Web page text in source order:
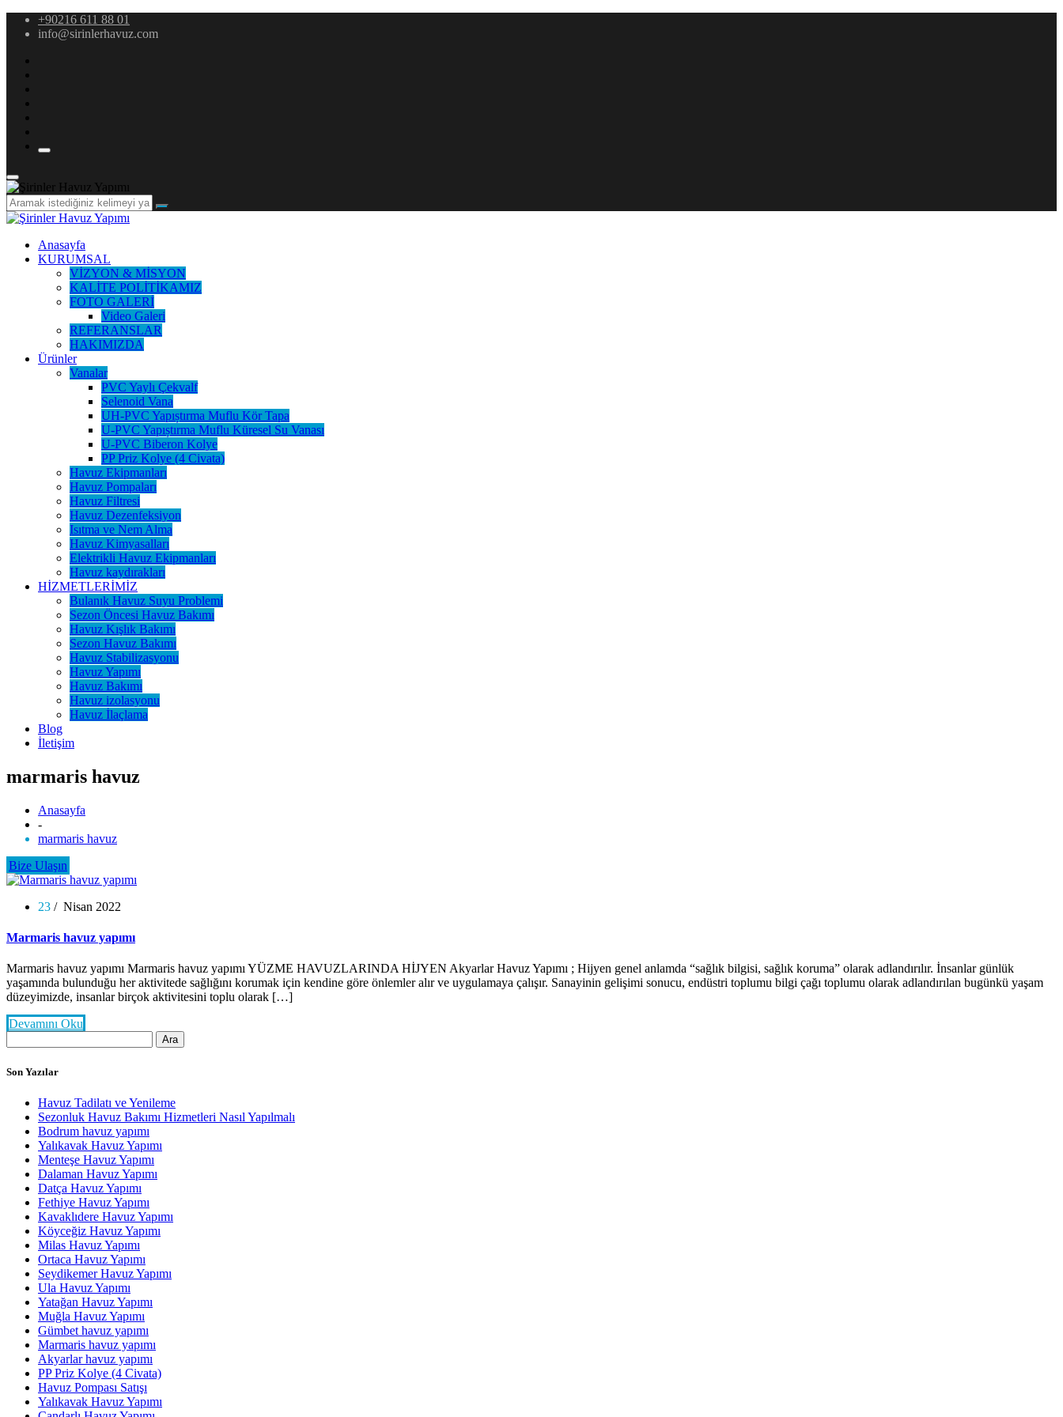
+90216 611 88 01
info@sirinlerhavuz.com
Anasayfa
KURUMSAL
VİZYON & MİSYON
KALİTE POLİTİKAMIZ
FOTO GALERİ
Video Galeri
REFERANSLAR
HAKIMIZDA
Ürünler
Vanalar
PVC Yaylı Çekvalf
Selenoid Vana
UH-PVC Yapıștırma Muflu Kör Tapa
U-PVC Yapıștırma Muflu Küresel Su Vanası
U-PVC Biberon Kolye
PP Priz Kolye (4 Civata)
Havuz Ekipmanları
Havuz Pompaları
Havuz Filtresi
Havuz Dezenfeksiyon
Isıtma ve Nem Alma
Havuz Kimyasalları
Elektrikli Havuz Ekipmanları
Havuz kaydırakları
HİZMETLERİMİZ
Bulanık Havuz Suyu Problemi
Sezon Öncesi Havuz Bakımı
Havuz Kışlık Bakımı
Sezon Havuz Bakımı
Havuz Stabilizasyonu
Havuz Yapımı
Havuz Bakımı
Havuz izolasyonu
Havuz İlaçlama
Blog
İletişim
marmaris havuz
Anasayfa
-
marmaris havuz
Bize Ulaşın
23 / Nisan 2022
Marmaris havuz yapımı
Marmaris havuz yapımı Marmaris havuz yapımı YÜZME HAVUZLARINDA HİJYEN Akyarlar Havuz Yapımı ; Hijyen genel anlamda “sağlık bilgisi, sağlık koruma” olarak adlandırılır. İnsanlar günlük
yaşamında bulunduğu her aktivitede sağlığını korumak için kendine göre önlemler alır ve uygulamaya çalışır. Sanayinin gelişimi sonucu, endüstri toplumu bilgi çağı toplumu olarak adlandırılan bugünkü yaşam
düzeyimizde, insanlar birçok aktivitesini toplu olarak […]
Devamını Oku
Son Yazılar
Havuz Tadilatı ve Yenileme
Sezonluk Havuz Bakımı Hizmetleri Nasıl Yapılmalı
Bodrum havuz yapımı
Yalıkavak Havuz Yapımı
Menteşe Havuz Yapımı
Dalaman Havuz Yapımı
Datça Havuz Yapımı
Fethiye Havuz Yapımı
Kavaklıdere Havuz Yapımı
Köyceğiz Havuz Yapımı
Milas Havuz Yapımı
Ortaca Havuz Yapımı
Seydikemer Havuz Yapımı
Ula Havuz Yapımı
Yatağan Havuz Yapımı
Muğla Havuz Yapımı
Gümbet havuz yapımı
Marmaris havuz yapımı
Akyarlar havuz yapımı
PP Priz Kolye (4 Civata)
Havuz Pompası Satışı
Yalıkavak Havuz Yapımı